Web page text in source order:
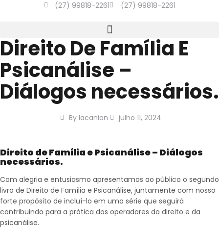
(27) 99818-2261 (27) 99818-2261
Direito De Família E
Psicanálise –
Diálogos necessários.
Bylacanian julho 11, 2024
Direito de Família e Psicanálise – Diálogos
necessários.
Com alegria e entusiasmo apresentamos ao público o segundo
livro de Direito de Família e Psicanálise, juntamente com nosso
forte propósito de incluí-lo em uma série que seguirá
contribuindo para a prática dos operadores do direito e da
psicanálise.